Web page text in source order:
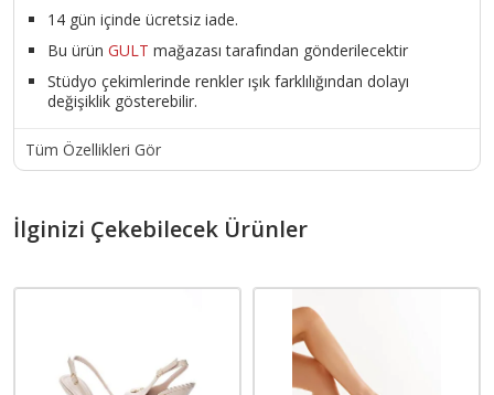
14 gün içinde ücretsiz iade.
Bu ürün GULT mağazası tarafından gönderilecektir
Stüdyo çekimlerinde renkler ışık farklılığından dolayı
değişiklik gösterebilir.
Tüm Özellikleri Gör
İlginizi Çekebilecek Ürünler